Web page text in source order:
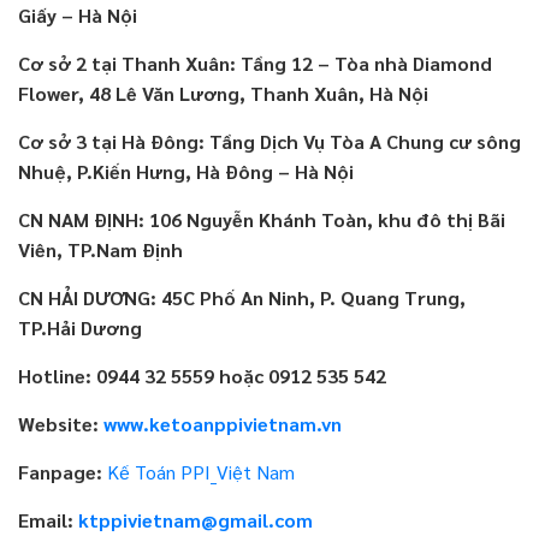
Giấy – Hà Nội
Cơ sở 2 tại Thanh Xuân: Tầng 12 – Tòa nhà Diamond
Flower, 48 Lê Văn Lương, Thanh Xuân, Hà Nội
Cơ sở 3 tại Hà Đông: Tầng Dịch Vụ Tòa A Chung cư sông
Nhuệ, P.Kiến Hưng, Hà Đông – Hà Nội
CN NAM ĐỊNH: 106 Nguyễn Khánh Toàn, khu đô thị Bãi
Viên, TP.Nam Định
CN HẢI DƯƠNG: 45C Phố An Ninh, P. Quang Trung,
TP.Hải Dương
Hotline: 0944 32 5559 hoặc 0912 535 542
Website: www.ketoanppivietnam.vn
Fanpage: Kế Toán PPI_Việt Nam
Email: ktppivietnam@gmail.com